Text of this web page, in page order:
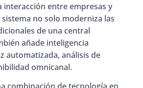
interacción entre empresas y
sistema no solo moderniza las
de una central
añade inteligencia
automatizada, análisis de
omnicanal.